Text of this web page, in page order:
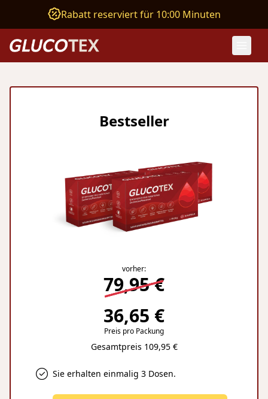
Rabatt reserviert für 10:00 Minuten
Bestseller
vorher:
79,95 €
36,65 €
Preis pro Packung
Gesamtpreis 109,95 €
Sie erhalten einmalig 3 Dosen.